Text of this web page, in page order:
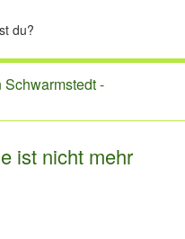
-
ist nicht mehr